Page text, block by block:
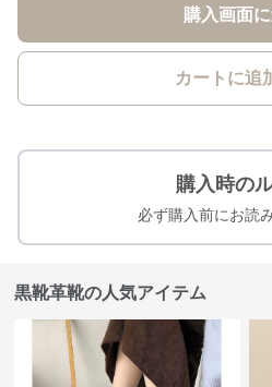
購入画面
カートに追
購入時の
必ず購入前にお読
黒靴革靴の人気アイテム